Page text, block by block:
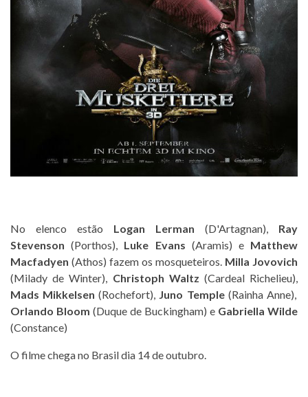
No elenco estão Logan Lerman (D'Artagnan), Ray
Stevenson (Porthos), Luke Evans (Aramis) e Matthew
Macfadyen (Athos) fazem os mosqueteiros. Milla Jovovich
(Milady de Winter), Christoph Waltz (Cardeal Richelieu),
Mads Mikkelsen (Rochefort), Juno Temple (Rainha Anne),
Orlando Bloom (Duque de Buckingham) e Gabriella Wilde
(Constance)
O filme chega no Brasil dia 14 de outubro.